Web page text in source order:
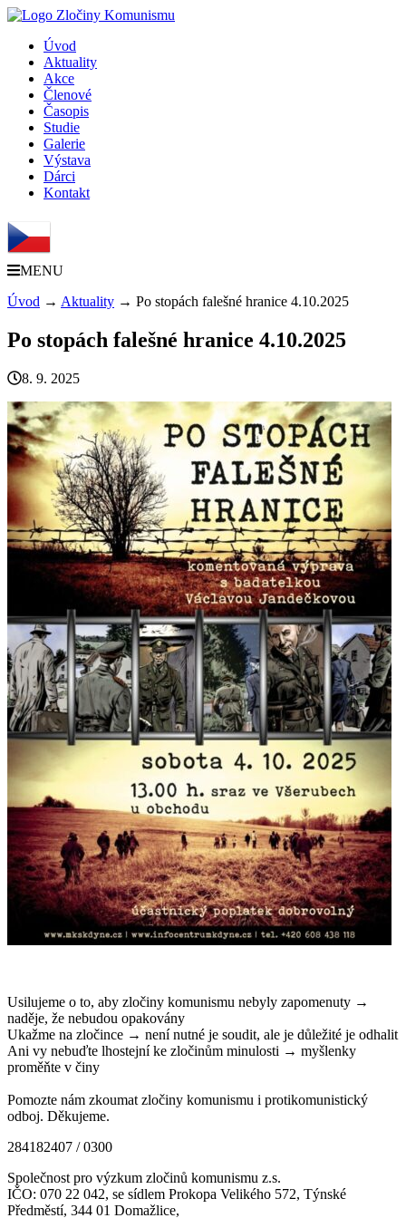
Úvod
Aktuality
Akce
Členové
Časopis
Studie
Galerie
Výstava
Dárci
Kontakt
MENU
Úvod → Aktuality → Po stopách falešné hranice 4.10.2025
Po stopách falešné hranice 4.10.2025
8. 9. 2025
Usilujeme o to, aby zločiny komunismu nebyly zapomenuty →
naděje, že nebudou opakovány
Ukažme na zločince → není nutné je soudit, ale je důležité je odhalit
Ani vy nebuďte lhostejní ke zločinům minulosti → myšlenky
proměňte v činy
Pomozte nám zkoumat zločiny komunismu i protikomunistický
odboj. Děkujeme.
284182407 / 0300
Společnost pro výzkum zločinů komunismu z.s.
IČO: 070 22 042, se sídlem Prokopa Velikého 572, Týnské
Předměstí, 344 01 Domažlice,